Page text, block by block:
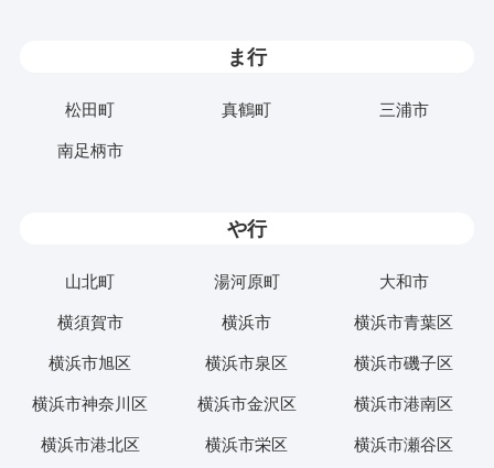
ま行
松田町 真鶴町 三浦市
南足柄市
や行
山北町 湯河原町 大和市
横須賀市 横浜市 横浜市青葉区
横浜市旭区 横浜市泉区 横浜市磯子区
横浜市神奈川区 横浜市金沢区 横浜市港南区
横浜市港北区 横浜市栄区 横浜市瀬谷区